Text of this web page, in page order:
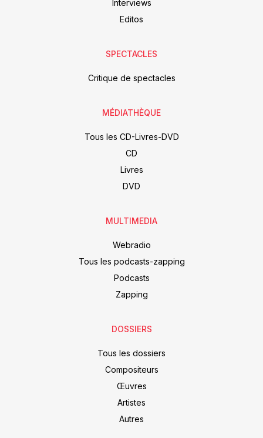
Interviews
Editos
SPECTACLES
Critique de spectacles
MÉDIATHÈQUE
Tous les CD-Livres-DVD
CD
Livres
DVD
MULTIMEDIA
Webradio
Tous les podcasts-zapping
Podcasts
Zapping
DOSSIERS
Tous les dossiers
Compositeurs
Œuvres
Artistes
Autres